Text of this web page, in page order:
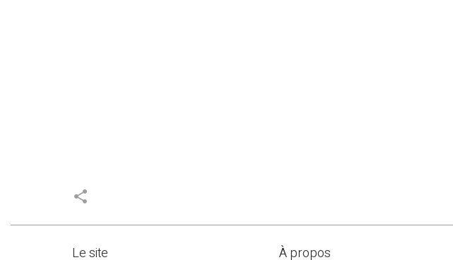
share
Le site À propos